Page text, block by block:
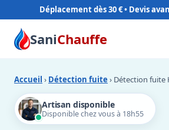
Déplacement dès 30 €
SaniChauffe
Accueil › Détection fuite › Détection fuite
Artisan disponible
Disponible chez vous à 18h55